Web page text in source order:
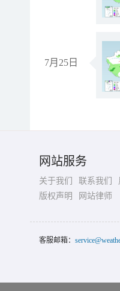
7月25日
网站服务
关于我们 联系我们
版权声明
网站律师
客服邮箱：